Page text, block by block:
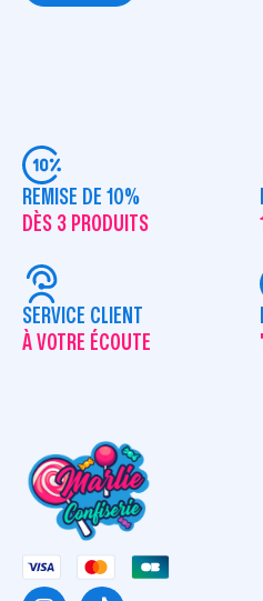
REMISE DE 10%
DÈS 3 PRODUITS
SERVICE CLIENT
À VOTRE ÉCOUTE